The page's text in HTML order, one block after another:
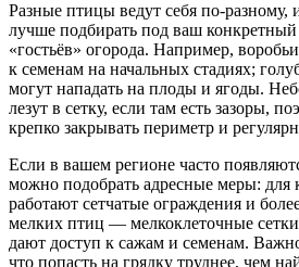
Разные птицы ведут себя по-разному,
лучше подбирать под ваш
«гостьёв» огорода. Например,
к семенам на начальных стадиях;
могут нападать на плоды и ягоды.
лезут в сетку, если там есть зазоры,
крепко закрывать периметр и
Если в вашем регионе часто
можно подобрать адресные меры:
работают сетчатые ограждения и
мелких птиц — мелкоклеточные
дают доступ к сажам и семенам.
что попасть на грядку труднее, чем